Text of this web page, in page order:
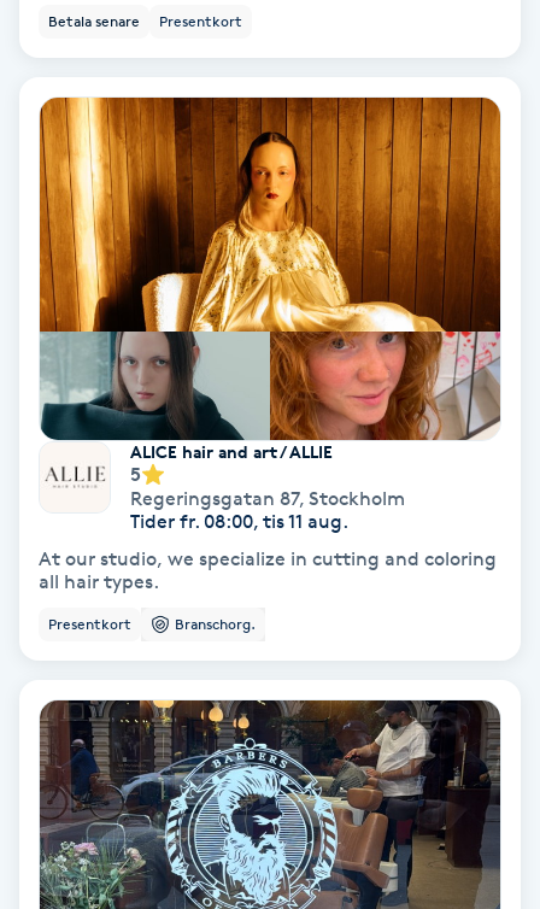
Regndroppsmassage
Reikihealing
Reiki massage
Restorative Yoga
Rosacea
Rosenmetoden
Ryggmassage
Samtalsterapi
Shiatsu
Singelfransar
Sjukgymnastik
Betala senare Presentkort
ALICE hair and art / ALLIE
5
Regeringsgatan 87, Stockholm
Tider fr. 08:00, tis 11 aug.
At our studio, we specialize in cutting and coloring
all hair types.
Presentkort Branschorg.